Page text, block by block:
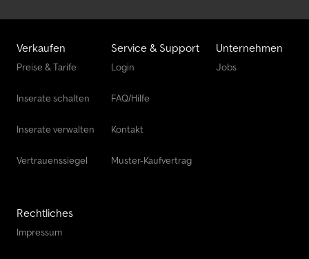
am Lager !! Pegasus Anhänger GmbH Am Sinnerhoop 17 58285
Gevelsberg Tel.: Fax:
Verkaufen
Preise & Tarife
Inserate schalten
Inserate verwalten
Vertrauenssiegel
Service & Support
Login
FAQ/Hilfe
Kontakt
Muster-Kaufvertrag
Unternehmen
Jobs
Rechtliches
Impressum